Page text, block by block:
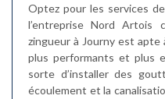
Optez pour les services
l’entreprise Nord Artois
zingueur à Journy est apte
plus performants et plus
sorte d’installer des
écoulement et la